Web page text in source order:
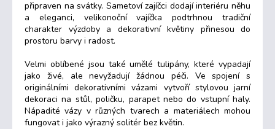
a
c
í
v
k
y
v
ý
p
připraven nasvátky. Sametovízajíčci dodajíinteriéruněhu
a eleganci, velikonočnívajíčkapodtrhnoutradiční
charakter výzdoby a dekorativní květiny přinesou do
prostoru barvy i radost.
Velmi oblíbené jsou takéumělétulipány,kterévypadají
jako živé, alenevyžadují žádnou péči. Vespojení s
originálnímidekorativnímivázami vytvoří stylovoujarní
dekoracina stůl,poličku, parapet nebodo vstupní haly.
Nápaditévázy vrůzných tvarech a materiálechmohou
fungovati jako výrazný solitér bez květin.